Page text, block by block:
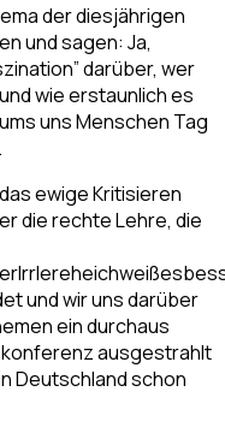
der diesjährigen
und sagen: Ja,
darüber, wer
wie erstaunlich es
uns Menschen Tag
ewige Kritisieren
die rechte Lehre, die
und wir uns darüber
ein durchaus
ausgestrahlt
Deutschland schon